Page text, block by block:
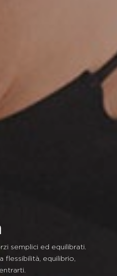
semplici ed equilibrati.
flessibilità, equilibrio,